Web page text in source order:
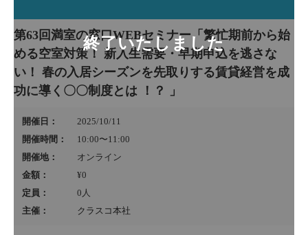
第63回満室の窓口WEBセミナー「繁忙期前から始
める空室対策！ 新入生需要・早期申込を逃さな
い！ 春の入居シーズンを先取りする賃貸経営を成
功に導く〇〇制度とは ！？ 」
開催日：
2025/10/11
開催時間：
10:00〜11:00
開催地：
オンライン
金額：
¥0
定員：
0 人
主催：
クラスコ本社